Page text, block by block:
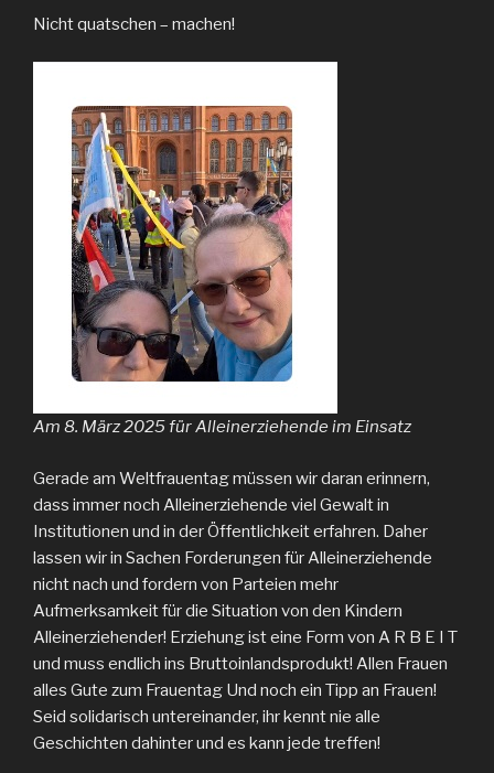
Nicht quatschen – machen!
Am 8. März 2025 für Alleinerziehende im Einsatz
Gerade am Weltfrauentag müssen wir daran erinnern,
dass immer noch Alleinerziehende viel Gewalt in
Institutionen und in der Öffentlichkeit erfahren. Daher
lassen wir in Sachen Forderungen für Alleinerziehende
nicht nach und fordern von Parteien mehr
Aufmerksamkeit für die Situation von den Kindern
Alleinerziehender! Erziehung ist eine Form von A R B E I T
und muss endlich ins Bruttoinlandsprodukt! Allen Frauen
alles Gute zum Frauentag Und noch ein Tipp an Frauen!
Seid solidarisch untereinander, ihr kennt nie alle
Geschichten dahinter und es kann jede treffen!